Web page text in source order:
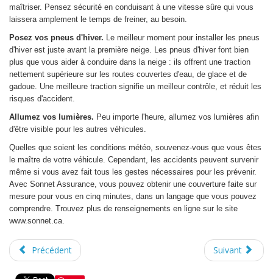
maîtriser. Pensez sécurité en conduisant à une vitesse sûre qui vous
laissera amplement le temps de freiner, au besoin.
Posez vos pneus d'hiver. Le meilleur moment pour installer les pneus
d'hiver est juste avant la première neige. Les pneus d'hiver font bien
plus que vous aider à conduire dans la neige : ils offrent une traction
nettement supérieure sur les routes couvertes d'eau, de glace et de
gadoue. Une meilleure traction signifie un meilleur contrôle, et réduit les
risques d'accident.
Allumez vos lumières. Peu importe l'heure, allumez vos lumières afin
d'être visible pour les autres véhicules.
Quelles que soient les conditions météo, souvenez-vous que vous êtes
le maître de votre véhicule. Cependant, les accidents peuvent survenir
même si vous avez fait tous les gestes nécessaires pour les prévenir.
Avec Sonnet Assurance, vous pouvez obtenir une couverture faite sur
mesure pour vous en cinq minutes, dans un langage que vous pouvez
comprendre. Trouvez plus de renseignements en ligne sur le site
www.sonnet.ca.
Précédent Suivant